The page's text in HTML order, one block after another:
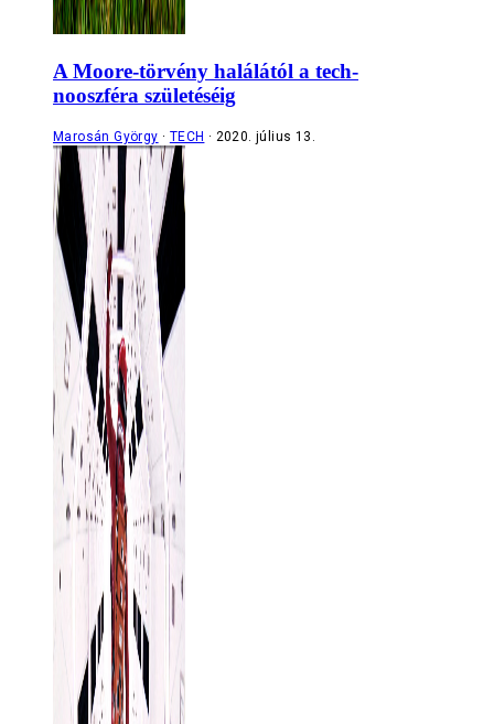
A Moore-törvény halálától a tech-
nooszféra születéséig
Marosán György TECH 2020. július 13.